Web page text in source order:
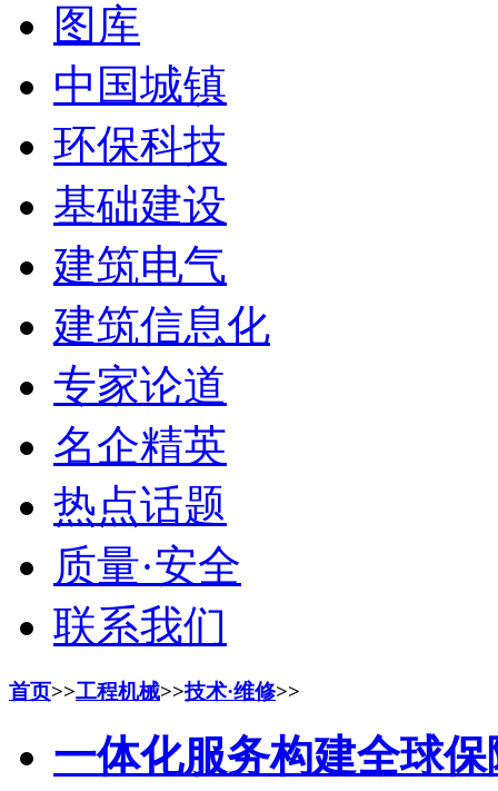
图库
中国城镇
环保科技
基础建设
建筑电气
建筑信息化
专家论道
名企精英
热点话题
质量·安全
联系我们
首页>>工程机械>>技术·维修>>
一体化服务构建全球